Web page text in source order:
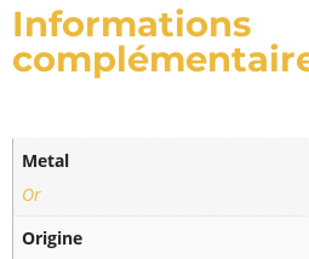
Informations
Metal
Or
Origine